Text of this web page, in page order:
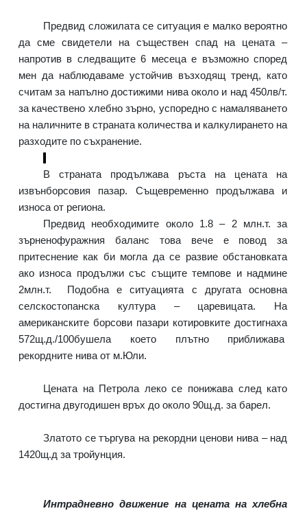
Предвид сложилата се ситуация е малко вероятно
да сме свидетели на съществен спад на цената –
напротив в следващите 6 месеца е възможно според
мен да наблюдаваме устойчив възходящ тренд, като
считам за напълно достижими нива около и над 450лв/т.
за качествено хлебно зърно, успоредно с намаляването
на наличните в страната количества и калкулирането на
разходите по съхранение.
В страната продължава ръста на цената на
извънборсовия пазар. Същевременно продължава и
износа от региона.
Предвид необходимите около 1.8 – 2 млн.т. за
зърненофуражния баланс това вече е повод за
притеснение как би могла да се развие обстановката
ако износа продължи със същите темпове и надмине
2млн.т.
Подобна е ситуацията с другата основна
селскостопанска култура – царевицата. На
американските борсови пазари котировките достигнаха
572щ.д./100бушела което плътно приближава
рекордните нива от м.Юли.
Цената на Петрола леко се понижава след като
достигна двугодишен връх до около 90щ.д. за барел.
Златото се търгува на рекордни ценови нива – над
1420щ.д за тройунция.
Интрадневно движение на цената на хлебна